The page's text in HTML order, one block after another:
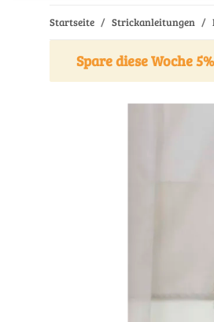
Startseite Strickanleitungen
Spare diese Woche